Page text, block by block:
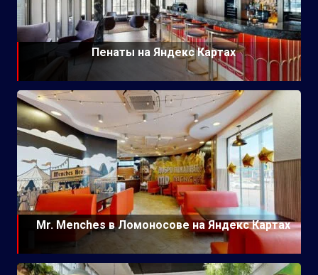
Пенаты на Яндекс Картах
Mr. Menches в Ломоносове на Яндекс Картах